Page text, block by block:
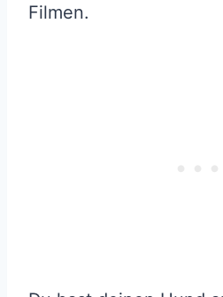
Filmen.